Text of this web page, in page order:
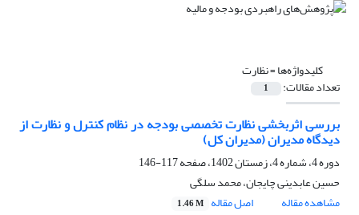
کلیدواژه‌ها =نظارت
تعداد مقالات: 1
بررسی اثربخشی نظارت‌ تخصصی بودجه در نظام کنترل و نظارت از
دیدگاه مدیران (مدیران کل)
دوره 4، شماره 4، زمستان 1402، صفحه
117-146
حسین عابدینی چایجان، محمد سلگی
مشاهده مقاله
اصل مقاله 1.46 M